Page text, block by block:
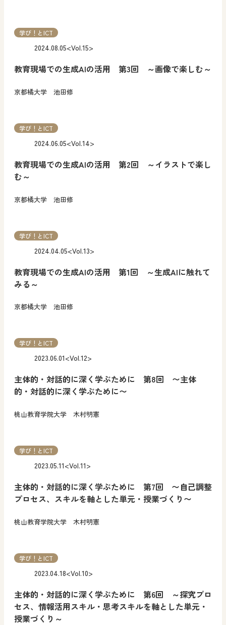
教育現場での生成AIの活用 第3回 ～画像で楽しむ～
京都橘大学 池田修
2024.08.05<Vol.15>
学び！とICT
教育現場での生成AIの活用 第2回 ～イラストで楽し
む～
京都橘大学 池田修
2024.06.05<Vol.14>
学び！とICT
教育現場での生成AIの活用 第1回 ～生成AIに触れて
みる～
京都橘大学 池田修
2024.04.05<Vol.13>
学び！とICT
主体的・対話的に深く学ぶために 第8回 〜主体
的・対話的に深く学ぶために〜
桃山教育学院大学 木村明憲
2023.06.01<Vol.12>
学び！とICT
主体的・対話的に深く学ぶために 第7回 〜自己調整
プロセス、スキルを軸とした単元・授業づくり〜
桃山教育学院大学 木村明憲
2023.05.11<Vol.11>
学び！とICT
主体的・対話的に深く学ぶために 第6回 ～探究プロ
セス、情報活用スキル・思考スキルを軸とした単元・
授業づくり～
2023.04.18<Vol.10>
学び！とICT